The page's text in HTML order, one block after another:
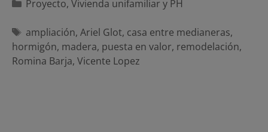
Categorías
Proyecto, Vivienda unifamiliar y PH
Etiquetas
ampliación, Ariel Glot, casa entre medianeras,
hormigón, madera, puesta en valor, remodelación,
Romina Barja, Vicente Lopez